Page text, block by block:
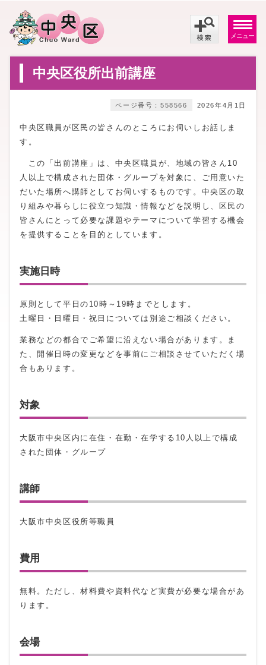
メニュー
中央区役所出前講座
2026年4月1日
ページ番号：558566
中央区職員が区民の皆さんのところにお伺いしお話しま
す。
この「出前講座」は、中央区職員が、地域の皆さん10
人以上で構成された団体・グループを対象に、ご用意いた
だいた場所へ講師としてお伺いするものです。中央区の取
り組みや暮らしに役立つ知識・情報などを説明し、区民の
皆さんにとって必要な課題やテーマについて学習する機会
を提供することを目的としています。
実施日時
原則として平日の10時～19時までとします。
土曜日・日曜日・祝日については別途ご相談ください。
業務などの都合でご希望に沿えない場合があります。ま
た、開催日時の変更などを事前にご相談させていただく場
合もあります。
対象
大阪市中央区内に在住・在勤・在学する10人以上で構成
された団体・グループ
講師
大阪市中央区役所等職員
費用
無料。ただし、材料費や資料代など実費が必要な場合があ
ります。
会場